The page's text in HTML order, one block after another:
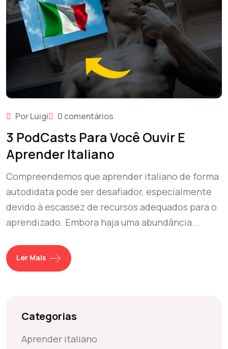
Por Luigi 0 comentários
3 PodCasts Para Você Ouvir E
Aprender Italiano
Compreendemos que aprender italiano de forma
autodidata pode ser desafiador, especialmente
devido à escassez de recursos adequados para o
aprendizado. Embora haja uma abundância...
Ler Mais
Categorias
Aprender italiano